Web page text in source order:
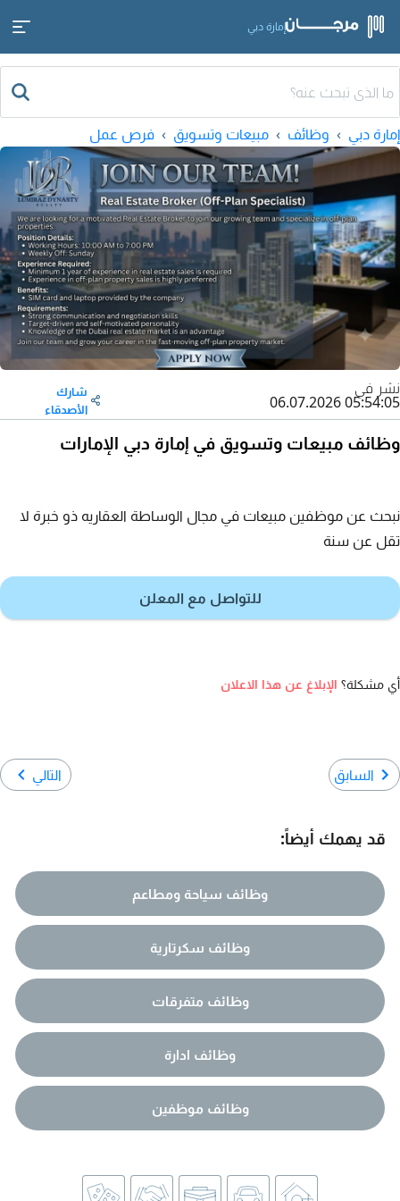
إمارة دبي
إمارة دبي وظائف مبيعات وتسويق فرص عمل
نشر في
06.07.2026 05:54:05
شارك
الأصدقاء
وظائف مبيعات وتسويق في إمارة دبي الإمارات
نبحث عن موظفين مبيعات في مجال الوساطة العقاريه ذو خبرة لا
تقل عن سنة
للتواصل مع المعلن
أي مشكلة؟ الإبلاغ عن هذا الاعلان
السابق التالي
قد يهمك أيضاً:
وظائف سياحة ومطاعم
وظائف سكرتارية
وظائف متفرقات
وظائف ادارة
وظائف موظفين